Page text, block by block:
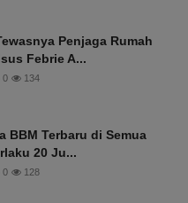
Penjaga Rumah
Febrie A...
0 134
BBM Terbaru di Semua
20 Ju...
0 128